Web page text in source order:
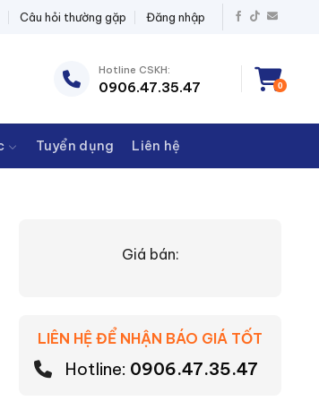
Câu hỏi thường gặp Đăng nhập
Hotline CSKH:
0906.47.35.47 0
Tuyển dụng Liên hệ
Giá bán:
LIÊN HỆ ĐỂ NHẬN BÁO GIÁ TỐT
Hotline: 0906.47.35.47